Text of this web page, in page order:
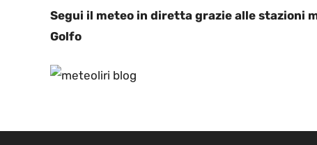
Segui il meteo in diretta grazie alle stazioni
Golfo